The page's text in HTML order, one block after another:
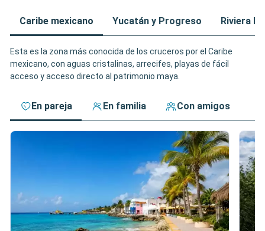
Caribe mexicano Yucatán y Progreso Riviera
Esta es la zona más conocida de los cruceros por el Caribe
mexicano, con aguas cristalinas, arrecifes, playas de fácil
acceso y acceso directo al patrimonio maya.
En pareja En familia Con amigos